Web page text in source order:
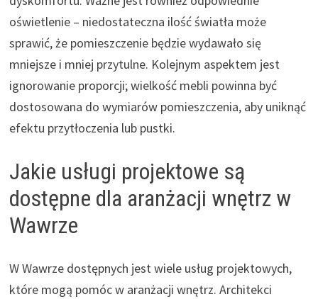
oświetlenie – niedostateczna ilość światła może
sprawić, że pomieszczenie będzie wydawało się
mniejsze i mniej przytulne. Kolejnym aspektem jest
ignorowanie proporcji; wielkość mebli powinna być
dostosowana do wymiarów pomieszczenia, aby uniknąć
efektu przytłoczenia lub pustki.
Jakie usługi projektowe są
dostępne dla aranżacji wnętrz w
Wawrze
W Wawrze dostępnych jest wiele usług projektowych,
które mogą pomóc w aranżacji wnętrz. Architekci